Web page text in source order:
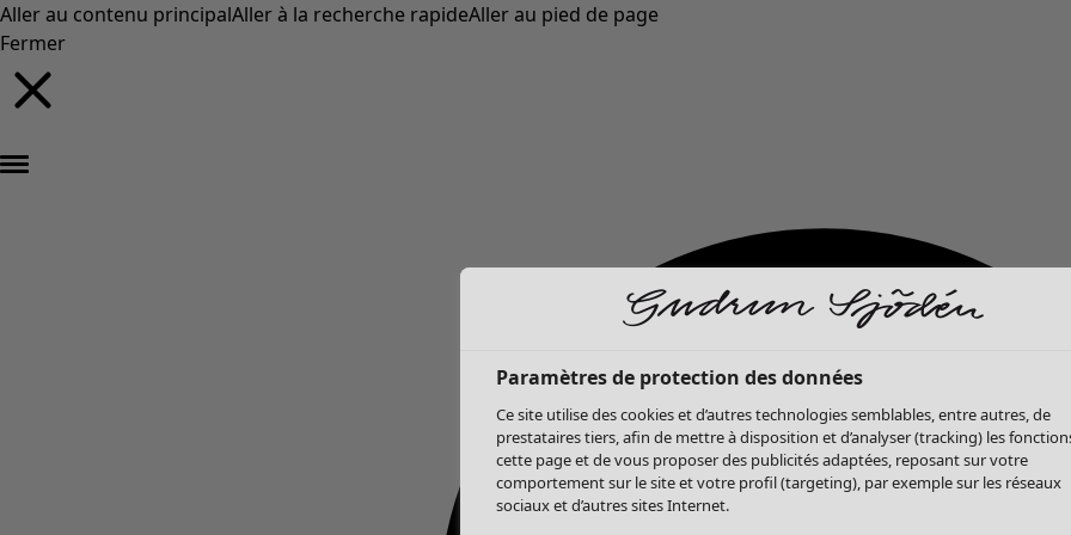
Aller au contenu principalAller à la recherche rapideAller au pied de page
Fermer
Paramètres de protection des données
Ce site utilise des cookies et d’autres technologies semblables, entre autres, de
prestataires tiers, afin de mettre à disposition et d’analyser (tracking) les
cette page et de vous proposer des publicités adaptées, reposant sur votre
comportement sur le site et votre profil (targeting), par exemple sur les réseaux
sociaux et d’autres sites Internet.